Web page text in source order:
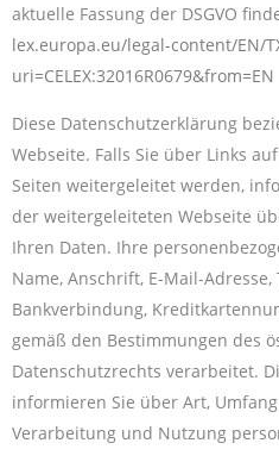
aktuelle Fassung der DSGVO
lex.europa.eu/legal-content/EN/
uri=CELEX:32016R0679&from=EN
Diese Datenschutzerklärung
Webseite. Falls Sie über Links
Seiten weitergeleitet werden,
der weitergeleiteten Webseite
Ihren Daten. Ihre
Name, Anschrift, E-Mail-
Bankverbindung,
gemäß den Bestimmungen des
Datenschutzrechts verarbeitet.
informieren Sie über Art,
Verarbeitung und Nutzung